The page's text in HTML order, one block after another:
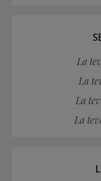
La
La
La
La